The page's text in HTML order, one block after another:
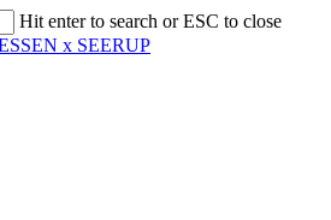
Hit enter to search or ESC to close